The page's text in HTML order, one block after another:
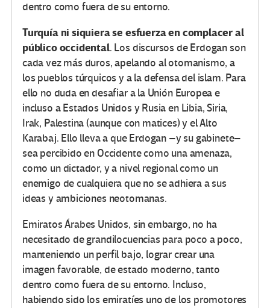
dentro como fuera de su entorno.
Turquía ni siquiera se esfuerza en complacer al
público occidental. Los discursos de Erdogan son
cada vez más duros, apelando al otomanismo, a
los pueblos túrquicos y a la defensa del islam. Para
ello no duda en desafiar a la Unión Europea e
incluso a Estados Unidos y Rusia en Libia, Siria,
Irak, Palestina (aunque con matices) y el Alto
Karabaj. Ello lleva a que Erdogan –y su gabinete–
sea percibido en Occidente como una amenaza,
como un dictador, y a nivel regional como un
enemigo de cualquiera que no se adhiera a sus
ideas y ambiciones neotomanas.
Emiratos Árabes Unidos, sin embargo, no ha
necesitado de grandilocuencias para poco a poco,
manteniendo un perfil bajo, lograr crear una
imagen favorable, de estado moderno, tanto
dentro como fuera de su entorno. Incluso,
habiendo sido los emiratíes uno de los promotores